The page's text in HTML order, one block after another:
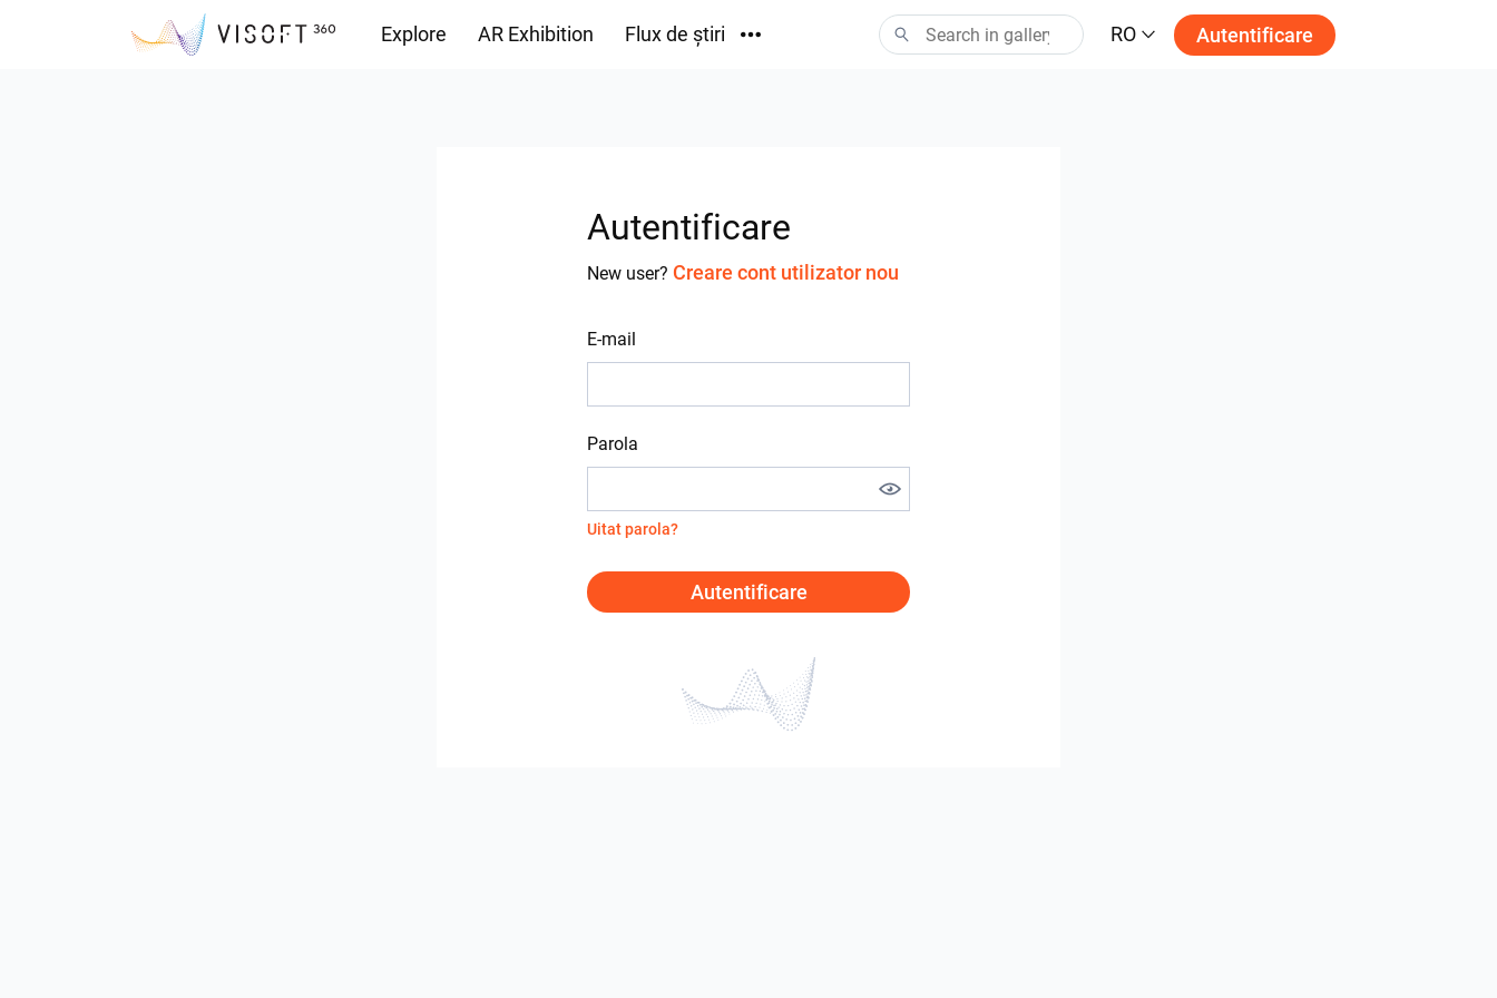
Explore AR Exhibition Flux de știri RO Autentificare
Autentificare
New user? Creare cont utilizator nou
E-mail
Parola
Uitat parola?
Autentificare